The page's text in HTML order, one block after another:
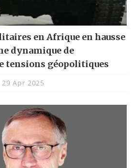
en Afrique en hausse
dynamique de
tensions géopolitiques
29 Apr 2025